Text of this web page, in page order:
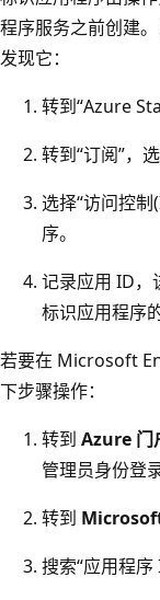
程序服务之前创建
发现它：
转到“Azure
转到“订阅”，
选择“访问控制
序。
记录应用 ID
标识应用程序
若要在 Microsoft
下步骤操作：
转到 Azure 门
管理员身份登录
转到
搜索“应用程序